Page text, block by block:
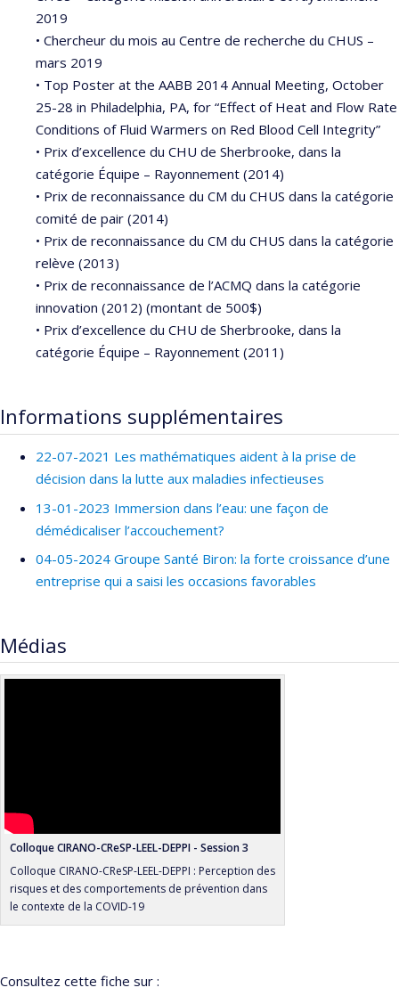
2019
• Chercheur du mois au Centre de recherche du CHUS –
mars 2019
• Top Poster at the AABB 2014 Annual Meeting, October
25-28 in Philadelphia, PA, for “Effect of Heat and Flow Rate
Conditions of Fluid Warmers on Red Blood Cell Integrity”
• Prix d’excellence du CHU de Sherbrooke, dans la
catégorie Équipe – Rayonnement (2014)
• Prix de reconnaissance du CM du CHUS dans la catégorie
comité de pair (2014)
• Prix de reconnaissance du CM du CHUS dans la catégorie
relève (2013)
• Prix de reconnaissance de l’ACMQ dans la catégorie
innovation (2012) (montant de 500$)
• Prix d’excellence du CHU de Sherbrooke, dans la
catégorie Équipe – Rayonnement (2011)
Informations supplémentaires
22-07-2021 Les mathématiques aident à la prise de
décision dans la lutte aux maladies infectieuses
13-01-2023 Immersion dans l’eau: une façon de
démédicaliser l’accouchement?
04-05-2024 Groupe Santé Biron: la forte croissance d’une
entreprise qui a saisi les occasions favorables
Médias
Colloque CIRANO-CReSP-LEEL-DEPPI - Session 3
Colloque CIRANO-CReSP-LEEL-DEPPI : Perception des
risques et des comportements de prévention dans
le contexte de la COVID-19
Consultez cette fiche sur :